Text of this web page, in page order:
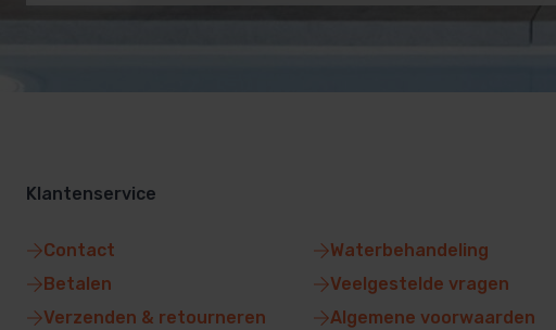
Klantenservice
Contact
Betalen
Verzenden & retourneren
Waterbehandeling
Veelgestelde vragen
Algemene voorwaarden